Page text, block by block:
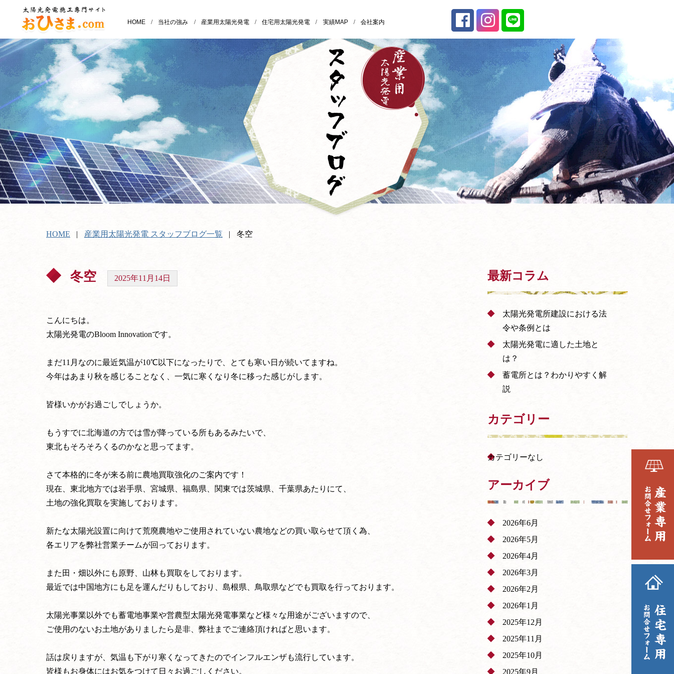
HOME / 当社の強み / 産業用太陽光発電 / 住宅用太陽光発電 / 実績MAP / 会社案内
HOME 産業用太陽光発電 スタッフブログ一覧 冬空
冬空 2025年11月14日
こんにちは。
太陽光発電のBloom Innovationです。
まだ11月なのに最近気温が10℃以下になったりで、とても寒い日が続いてますね。
今年はあまり秋を感じることなく、一気に寒くなり冬に移った感じがします。
皆様いかがお過ごしでしょうか。
もうすでに北海道の方では雪が降っている所もあるみたいで、
東北もそろそろくるのかなと思ってます。
さて本格的に冬が来る前に農地買取強化のご案内です！
現在、東北地方では岩手県、宮城県、福島県、関東では茨城県、千葉県あたりにて、
土地の強化買取を実施しております。
新たな太陽光設置に向けて荒廃農地やご使用されていない農地などの買い取らせて頂く為、
各エリアを弊社営業チームが回っております。
また田・畑以外にも原野、山林も買取をしております。
最近では中国地方にも足を運んだりもしており、島根県、鳥取県などでも買取を行っております。
太陽光事業以外でも蓄電地事業や営農型太陽光発電事業など様々な用途がございますので、
ご使用のないお土地がありましたら是非、弊社までご連絡頂ければと思います。
話は戻りますが、気温も下がり寒くなってきたのでインフルエンザも流行しています。
皆様もお身体にはお気をつけて日々お過ごしください。
最新コラム
太陽光発電所建設における法
令や条例とは
太陽光発電に適した土地と
は？
蓄電所とは？わかりやすく解
説
カテゴリー
カテゴリーなし
アーカイブ
2026年6月
2026年5月
2026年4月
2026年3月
2026年2月
2026年1月
2025年12月
2025年11月
2025年10月
2025年9月